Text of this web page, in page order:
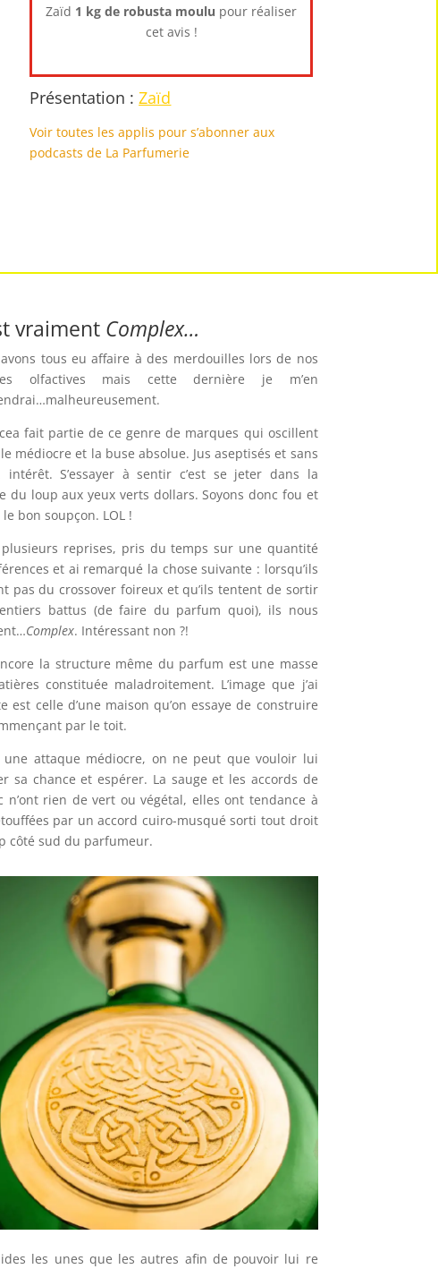
Zaïd 1 kg de robusta moulu pour réaliser
cet avis !
Présentation :Zaïd
Voir toutes les applis pour s’abonner aux
podcasts de La Parfumerie
vraiment Complex…
tous eu affaire à des merdouilles lors de nos
olfactives mais cette dernière je m’en
fait partie de ce genre de marques qui oscillent
médiocre et la buse absolue. Jus aseptisés et sans
intérêt. S’essayer à sentir c’est se jeter dans la
du loup aux yeux verts dollars. Soyons donc fou et
le bon soupçon. LOL !
plusieurs reprises, pris du temps sur une quantité
et ai remarqué la chose suivante : lorsqu’ils
pas du crossover foireux et qu’ils tentent de sortir
battus (de faire du parfum quoi), ils nous
Complex. Intéressant non ?!
la structure même du parfum est une masse
constituée maladroitement. L’image que j’ai
est celle d’une maison qu’on essaye de construire
par le toit.
une attaque médiocre, on ne peut que vouloir lui
sa chance et espérer. La sauge et les accords de
n’ont rien de vert ou végétal, elles ont tendance à
par un accord cuiro-musqué sorti tout droit
côté sud du parfumeur.
les unes que les autres afin de pouvoir lui re